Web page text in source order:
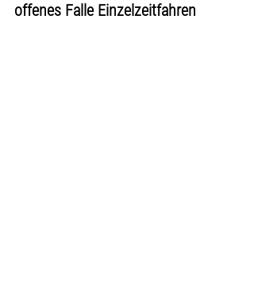
offenes Falle Einzelzeitfahren